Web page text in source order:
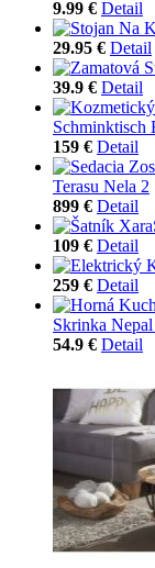
9.99 € Detail
29.95 € Detail
39.9 € Detail
Schminktisch
159 € Detail
Terasu Nela 2
899 € Detail
109 € Detail
259 € Detail
Skrinka
54.9 € Detail